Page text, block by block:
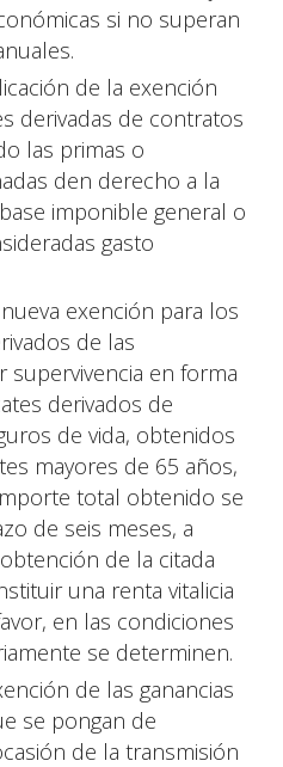
si no superan
de la exención
derivadas de contratos
las primas o
den derecho a la
imponible general o
gasto
exención para los
de las
supervivencia en forma
derivados de
de vida, obtenidos
mayores de 65 años,
total obtenido se
de seis meses, a
de la citada
una renta vitalicia
en las condiciones
se determinen.
de las ganancias
se pongan de
de la transmisión